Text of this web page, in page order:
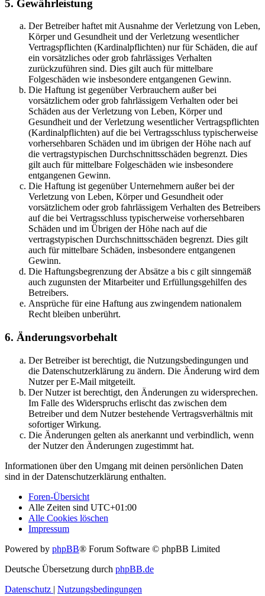
5. Gewährleistung
Der Betreiber haftet mit Ausnahme der Verletzung von Leben,
Körper und Gesundheit und der Verletzung wesentlicher
Vertragspflichten (Kardinalpflichten) nur für Schäden, die auf
ein vorsätzliches oder grob fahrlässiges Verhalten
zurückzuführen sind. Dies gilt auch für mittelbare
Folgeschäden wie insbesondere entgangenen Gewinn.
Die Haftung ist gegenüber Verbrauchern außer bei
vorsätzlichem oder grob fahrlässigem Verhalten oder bei
Schäden aus der Verletzung von Leben, Körper und
Gesundheit und der Verletzung wesentlicher Vertragspflichten
(Kardinalpflichten) auf die bei Vertragsschluss typischerweise
vorhersehbaren Schäden und im übrigen der Höhe nach auf
die vertragstypischen Durchschnittsschäden begrenzt. Dies
gilt auch für mittelbare Folgeschäden wie insbesondere
entgangenen Gewinn.
Die Haftung ist gegenüber Unternehmern außer bei der
Verletzung von Leben, Körper und Gesundheit oder
vorsätzlichem oder grob fahrlässigem Verhalten des Betreibers
auf die bei Vertragsschluss typischerweise vorhersehbaren
Schäden und im Übrigen der Höhe nach auf die
vertragstypischen Durchschnittsschäden begrenzt. Dies gilt
auch für mittelbare Schäden, insbesondere entgangenen
Gewinn.
Die Haftungsbegrenzung der Absätze a bis c gilt sinngemäß
auch zugunsten der Mitarbeiter und Erfüllungsgehilfen des
Betreibers.
Ansprüche für eine Haftung aus zwingendem nationalem
Recht bleiben unberührt.
6. Änderungsvorbehalt
Der Betreiber ist berechtigt, die Nutzungsbedingungen und
die Datenschutzerklärung zu ändern. Die Änderung wird dem
Nutzer per E-Mail mitgeteilt.
Der Nutzer ist berechtigt, den Änderungen zu widersprechen.
Im Falle des Widerspruchs erlischt das zwischen dem
Betreiber und dem Nutzer bestehende Vertragsverhältnis mit
sofortiger Wirkung.
Die Änderungen gelten als anerkannt und verbindlich, wenn
der Nutzer den Änderungen zugestimmt hat.
Informationen über den Umgang mit deinen persönlichen Daten
sind in der Datenschutzerklärung enthalten.
Foren-Übersicht
Alle Zeiten sind UTC+01:00
Alle Cookies löschen
Impressum
Powered by phpBB® Forum Software © phpBB Limited
Deutsche Übersetzung durch phpBB.de
Datenschutz | Nutzungsbedingungen